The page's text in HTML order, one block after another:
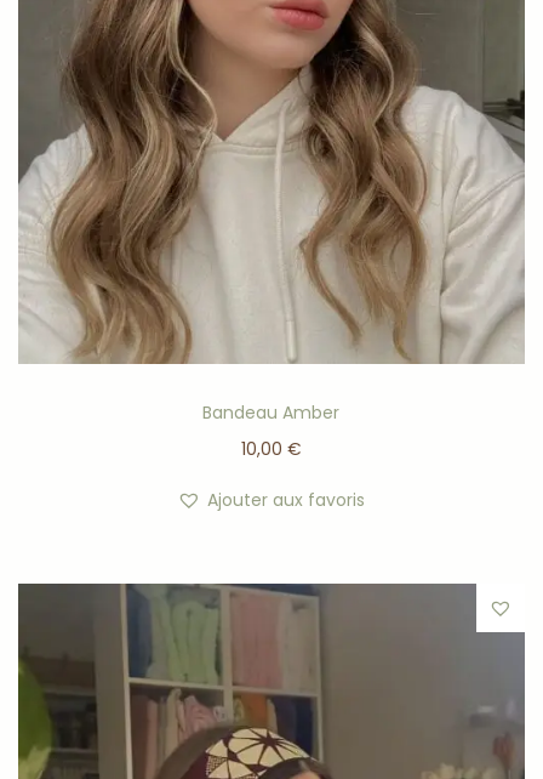
Bandeau Amber
10,00 €
Ajouter aux favoris